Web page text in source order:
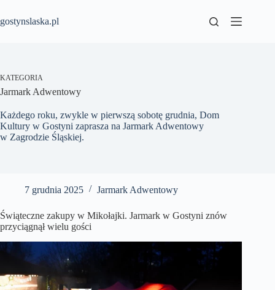
treści
gostynslaska.pl
KATEGORIA
Jarmark Adwentowy
Każdego roku, zwykle w pierwszą sobotę grudnia, Dom
Kultury w Gostyni zaprasza na Jarmark Adwentowy
w Zagrodzie Śląskiej.
7 grudnia 2025 Jarmark Adwentowy
Świąteczne zakupy w Mikołajki. Jarmark w Gostyni znów
przyciągnął wielu gości